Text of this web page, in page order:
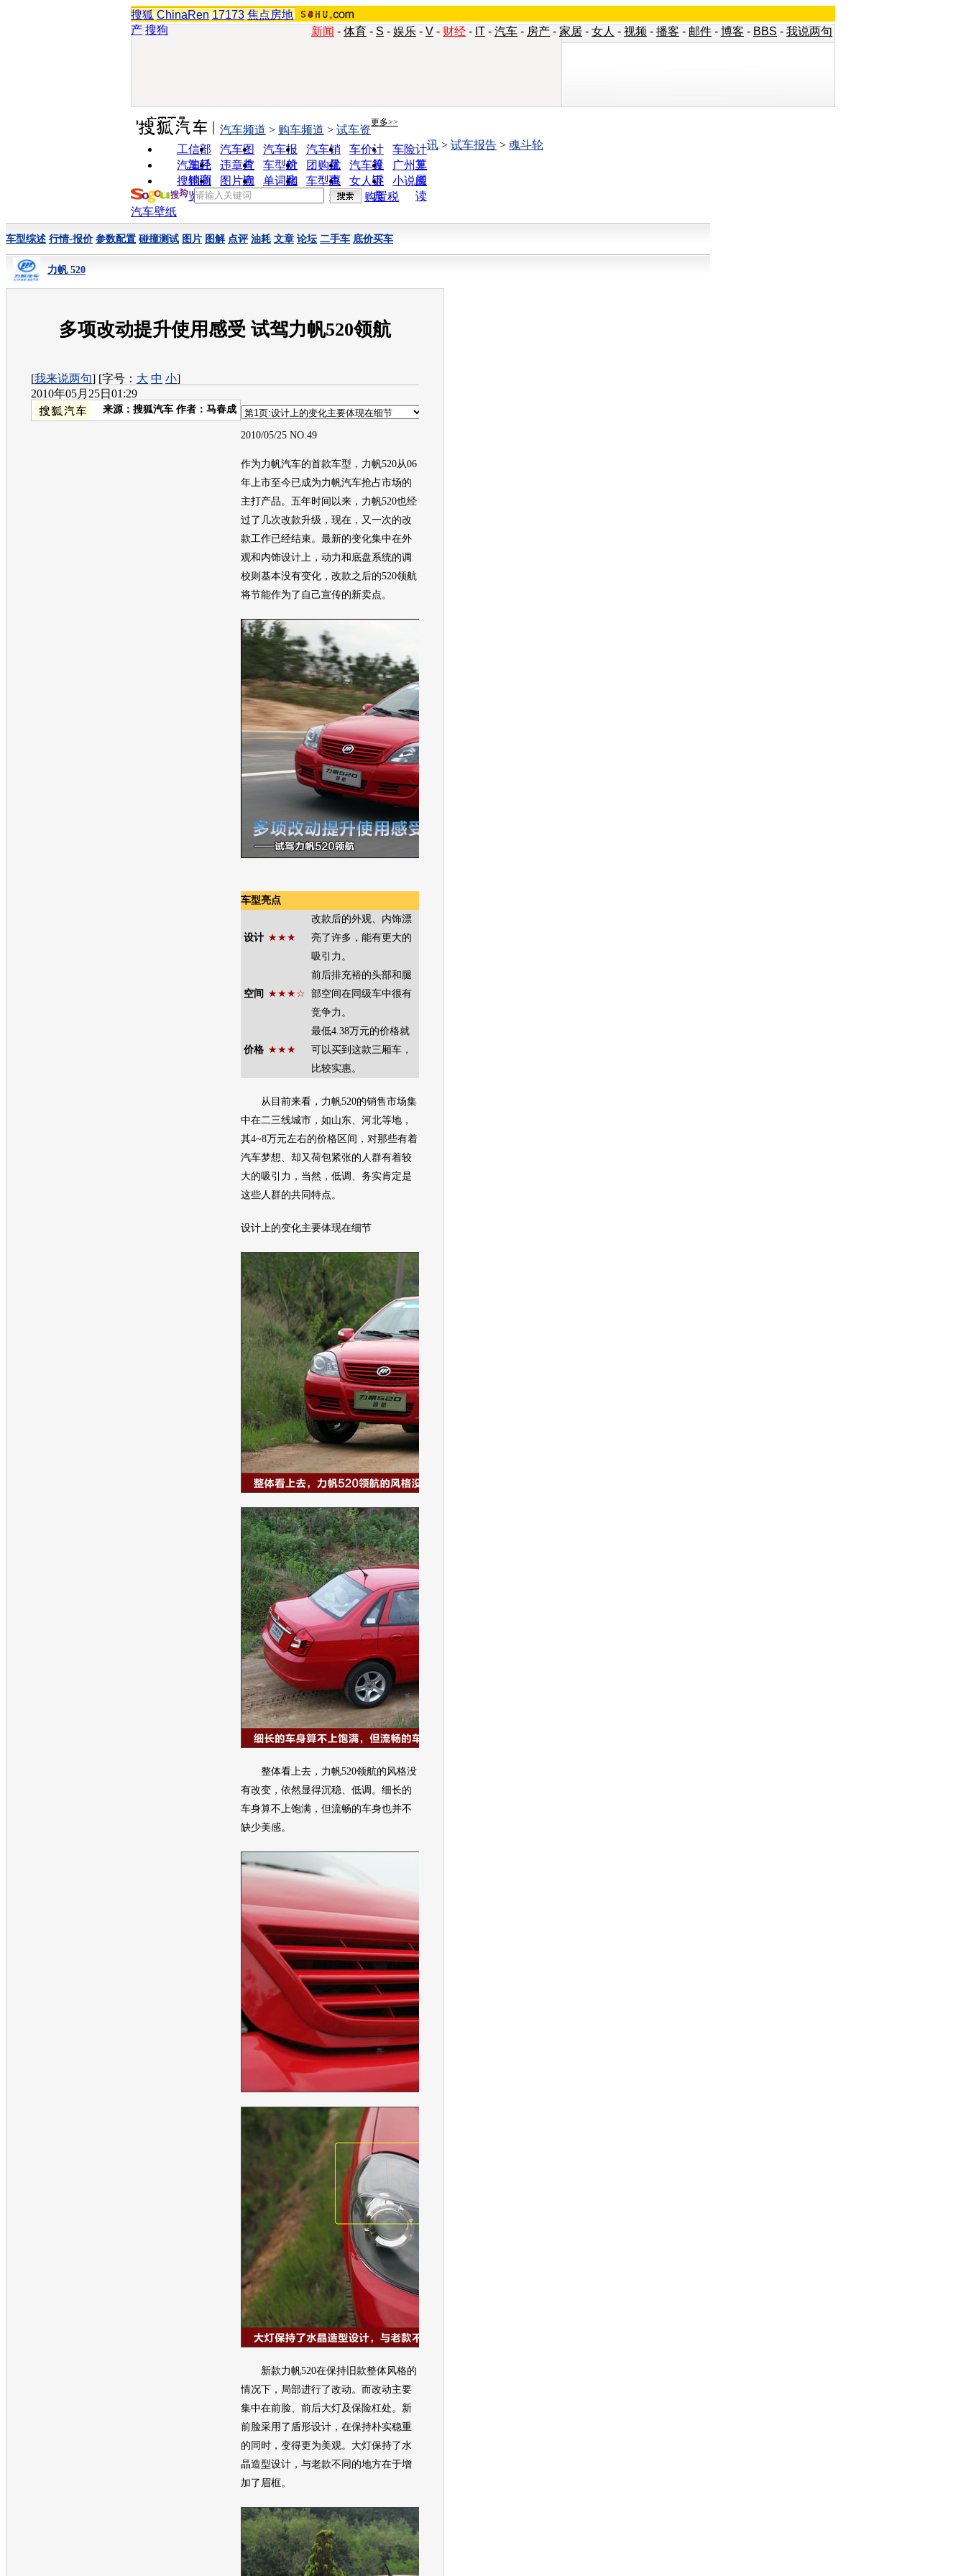
搜狐 ChinaRen 17173 焦点房地
产 搜狗 新闻 - 体育 - S - 娱乐 - V - 财经 - IT - 汽车 - 房产 - 家居 - 女人 - 视频 - 播客 - 邮件 - 博客 - BBS - 我说两句
实用工具 更多>>
工信部
油耗
汽车图
片
汽车报
价
汽车销
量
车价计
算
车险计
算
汽车经
销商
违章查
询
车型对
比
团购优
惠
汽车投
诉
广州车
展
搜狗浏
览器
图片欣
赏
单词翻
车型查
询
女人宝
典
小说阅
读
汽车频道 > 购车频道 > 试车资
讯 > 试车报告 > 魂斗轮
购置税
汽车壁纸
车型综述 行情-报价 参数配置 碰撞测试 图片 图解 点评 油耗 文章 论坛 二手车 底价买车
力帆 520
多项改动提升使用感受 试驾力帆520领航
[我来说两句] [字号： 大 中 小]
2010年05月25日01:29
来源： 搜狐汽车 作者：马春成
2010/05/25 NO.49
作为力帆汽车的首款车型，力帆520从06
年上市至今已成为力帆汽车抢占市场的
主打产品。五年时间以来，力帆520也经
过了几次改款升级，现在，又一次的改
款工作已经结束。最新的变化集中在外
观和内饰设计上，动力和底盘系统的调
校则基本没有变化，改款之后的520领航
将节能作为了自己宣传的新卖点。
车型亮点
设计 ★★★
改款后的外观、内饰漂
亮了许多，能有更大的
吸引力。
空间 ★★★☆
前后排充裕的头部和腿
部空间在同级车中很有
竞争力。
价格 ★★★
最低4.38万元的价格就
可以买到这款三厢车，
比较实惠。
从目前来看， 力帆520的销售市场集
中在二三线城市，如山东、河北等地，
其4~8万元左右的价格区间，对那些有着
汽车梦想、却又荷包紧张的人群有着较
大的吸引力，当然，低调、务实肯定是
这些人群的共同特点。
设计上的变化主要体现在细节
整体看上去， 力帆520领航的风格没
有改变，依然显得沉稳、低调。细长的
车身算不上饱满，但流畅的车身也并不
缺少美感。
新款力帆520在保持旧款整体风格的
情况下，局部进行了改动。而改动主要
集中在前脸、前后大灯及保险杠处。新
前脸采用了盾形设计，在保持朴实稳重
的同时，变得更为美观。大灯保持了水
晶造型设计，与老款不同的地方在于增
加了眉框。